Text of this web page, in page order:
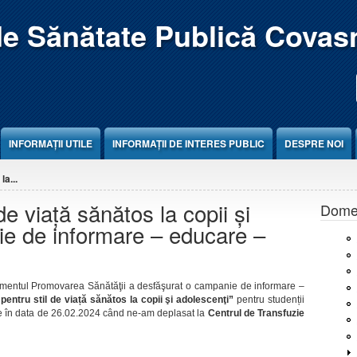
Sănătate Publică
INFORMAȚII UTILE INFORMAȚII DE INTERES PUBLIC DESPRE NOI
viață sănătos la copii şi
de informare – educare –
Promovarea Sănătăţii a desfăşurat o campanie de informare –
stil de viață sănătos la copii şi adolescenţi” pentru studenții
în data de 26.02.2024 când ne-am deplasat la Centrul de Transfuzie